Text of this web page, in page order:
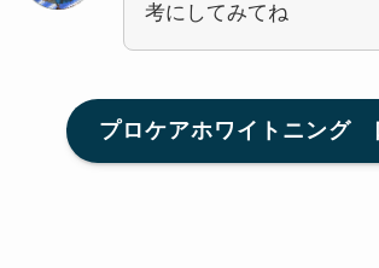
考にしてみてね
プロケアホワイトニング